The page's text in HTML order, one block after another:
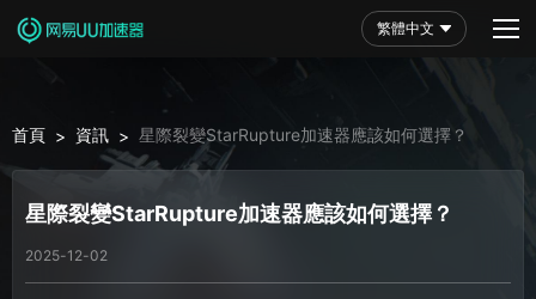
繁體中文
首頁 > 資訊 > 星際裂變StarRupture加速器應該如何選擇？
星際裂變StarRupture加速器應該如何選擇？
2025-12-02